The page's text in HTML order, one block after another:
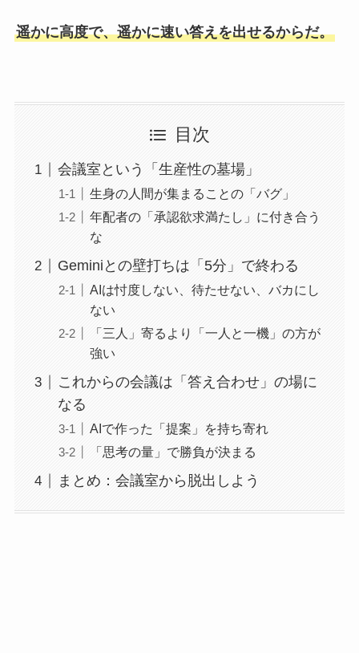
遥かに高度で、遥かに速い答えを出せるからだ。
目次
会議室という「生産性の墓場」
生身の人間が集まることの「バグ」
年配者の「承認欲求満たし」に付き合う
な
Geminiとの壁打ちは「5分」で終わる
AIは忖度しない、待たせない、バカにし
ない
「三人」寄るより「一人と一機」の方が
強い
これからの会議は「答え合わせ」の場に
なる
AIで作った「提案」を持ち寄れ
「思考の量」で勝負が決まる
まとめ：会議室から脱出しよう